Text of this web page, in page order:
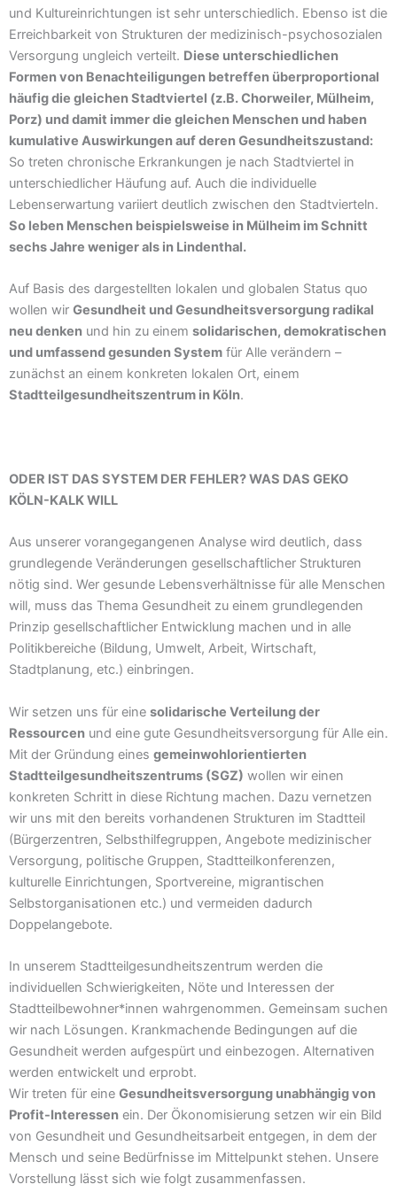
und Kultureinrichtungen ist sehr unterschiedlich. Ebenso ist die
Erreichbarkeit von Strukturen der medizinisch-psychosozialen
Versorgung ungleich verteilt. Diese unterschiedlichen
Formen von Benachteiligungen betreffen überproportional
häufig die gleichen Stadtviertel (z.B. Chorweiler, Mülheim,
Porz) und damit immer die gleichen Menschen und haben
kumulative Auswirkungen auf deren Gesundheitszustand:
So treten chronische Erkrankungen je nach Stadtviertel in
unterschiedlicher Häufung auf. Auch die individuelle
Lebenserwartung variiert deutlich zwischen den Stadtvierteln.
So leben Menschen beispielsweise in Mülheim im Schnitt
sechs Jahre weniger als in Lindenthal.
Auf Basis des dargestellten lokalen und globalen Status quo
wollen wir Gesundheit und Gesundheitsversorgung radikal
neu denken und hin zu einem solidarischen, demokratischen
und umfassend gesunden System für Alle verändern –
zunächst an einem konkreten lokalen Ort, einem
Stadtteilgesundheitszentrum in Köln.
ODER IST DAS SYSTEM DER FEHLER? WAS DAS GEKO
KÖLN-KALK WILL
Aus unserer vorangegangenen Analyse wird deutlich, dass
grundlegende Veränderungen gesellschaftlicher Strukturen
nötig sind. Wer gesunde Lebensverhältnisse für alle Menschen
will, muss das Thema Gesundheit zu einem grundlegenden
Prinzip gesellschaftlicher Entwicklung machen und in alle
Politikbereiche (Bildung, Umwelt, Arbeit, Wirtschaft,
Stadtplanung, etc.) einbringen.
Wir setzen uns für eine solidarische Verteilung der
Ressourcen und eine gute Gesundheitsversorgung für Alle ein.
Mit der Gründung eines gemeinwohlorientierten
Stadtteilgesundheitszentrums (SGZ) wollen wir einen
konkreten Schritt in diese Richtung machen. Dazu vernetzen
wir uns mit den bereits vorhandenen Strukturen im Stadtteil
(Bürgerzentren, Selbsthilfegruppen, Angebote medizinischer
Versorgung, politische Gruppen, Stadtteilkonferenzen,
kulturelle Einrichtungen, Sportvereine, migrantischen
Selbstorganisationen etc.) und vermeiden dadurch
Doppelangebote.
In unserem Stadtteilgesundheitszentrum werden die
individuellen Schwierigkeiten, Nöte und Interessen der
Stadtteilbewohner*innen wahrgenommen. Gemeinsam suchen
wir nach Lösungen. Krankmachende Bedingungen auf die
Gesundheit werden aufgespürt und einbezogen. Alternativen
werden entwickelt und erprobt.
Wir treten für eine Gesundheitsversorgung unabhängig von
Profit-Interessen ein. Der Ökonomisierung setzen wir ein Bild
von Gesundheit und Gesundheitsarbeit entgegen, in dem der
Mensch und seine Bedürfnisse im Mittelpunkt stehen. Unsere
Vorstellung lässt sich wie folgt zusammenfassen.